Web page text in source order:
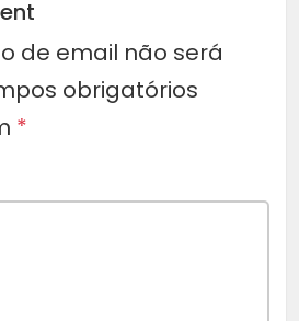
de email não será
obrigatórios
*